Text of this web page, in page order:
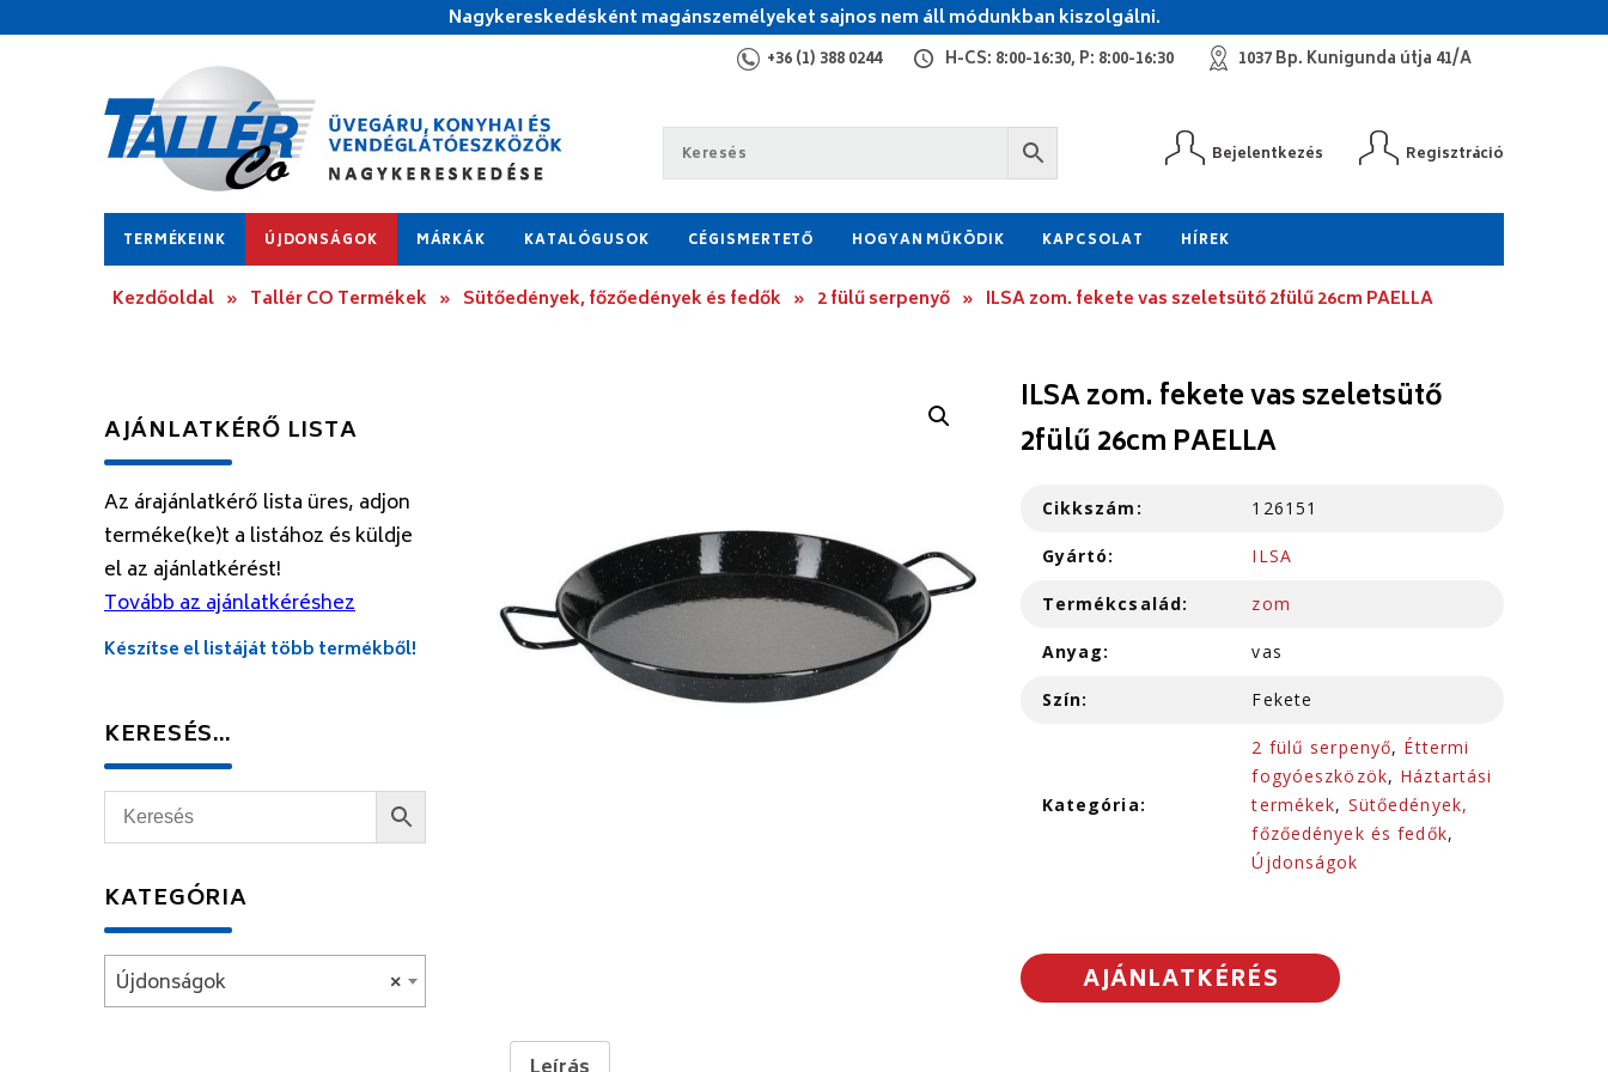
Nagykereskedésként magánszemélyeket sajnos nem áll módunkban kiszolgálni.
+36 (1) 388 0244 H-CS: 8:00-16:30, P: 8:00-16:30 1037 Bp. Kunigunda útja 41/A
Bejelentkezés Regisztráció
TERMÉKEINK ÚJDONSÁGOK MÁRKÁK KATALÓGUSOK CÉGISMERTETŐ HOGYAN MŰKÖDIK KAPCSOLAT HÍREK
Kezdőoldal » Tallér CO Termékek » Sütőedények, főzőedények és fedők » 2 fülű serpenyő » ILSA zom. fekete vas szeletsütő 2fülű 26cm PAELLA
ILSA zom. fekete vas szeletsütő
2fülű 26cm PAELLA
Cikkszám: 126151
Gyártó: ILSA
Termékcsalád: zom
Anyag: vas
Szín: Fekete
Kategória:
2 fülű serpenyő, Éttermi
fogyóeszközök, Háztartási
termékek, Sütőedények,
főzőedények és fedők,
Újdonságok
AJÁNLATKÉRÉS
AJÁNLATKÉRŐ LISTA
Az árajánlatkérő lista üres, adjon
terméke(ke)t a listához és küldje
el az ajánlatkérést!
Tovább az ajánlatkéréshez
Készítse el listáját több termékből!
KERESÉS…
KATEGÓRIA
×
Újdonságok